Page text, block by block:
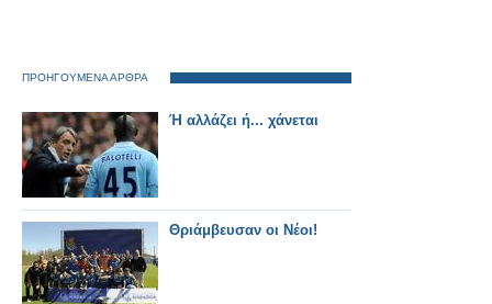
ΠΡΟΗΓΟΥΜΕΝΑ ΑΡΘΡΑ
Ή αλλάζει ή... χάνεται
Θριάμβευσαν οι Νέοι!